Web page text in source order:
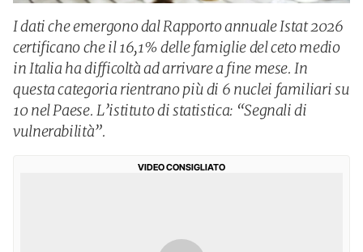
I dati che emergono dal Rapporto annuale Istat 2026
certificano che il 16,1% delle famiglie del ceto medio
in Italia ha difficoltà ad arrivare a fine mese. In
questa categoria rientrano più di 6 nuclei familiari su
10 nel Paese. L’istituto di statistica: “Segnali di
vulnerabilità”.
VIDEO CONSIGLIATO